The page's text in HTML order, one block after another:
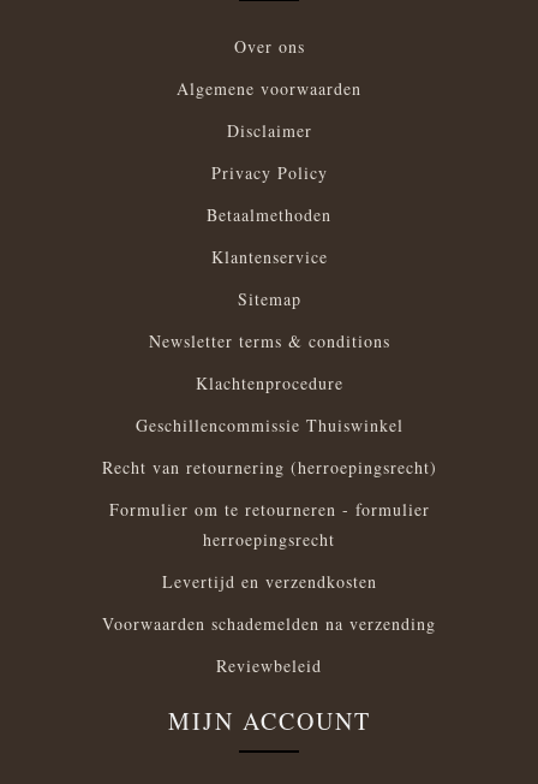
Over ons
Algemene voorwaarden
Disclaimer
Privacy Policy
Betaalmethoden
Klantenservice
Sitemap
Newsletter terms & conditions
Klachtenprocedure
Geschillencommissie Thuiswinkel
Recht van retournering (herroepingsrecht)
Formulier om te retourneren - formulier
herroepingsrecht
Levertijd en verzendkosten
Voorwaarden schademelden na verzending
Reviewbeleid
MIJN ACCOUNT